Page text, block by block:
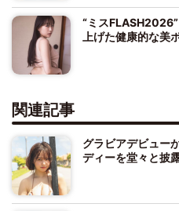
“ミス
上げた健康的な美
関連記事
グラビアデビュー
ディーを堂々と披